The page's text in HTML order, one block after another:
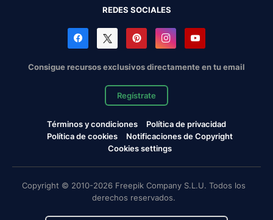
REDES SOCIALES
Consigue recursos exclusivos directamente en tu email
Regístrate
Términos y condiciones
Política de privacidad
Política de cookies
Notificaciones de Copyright
Cookies settings
Copyright © 2010-2026 Freepik Company S.L.U. Todos los
derechos reservados.